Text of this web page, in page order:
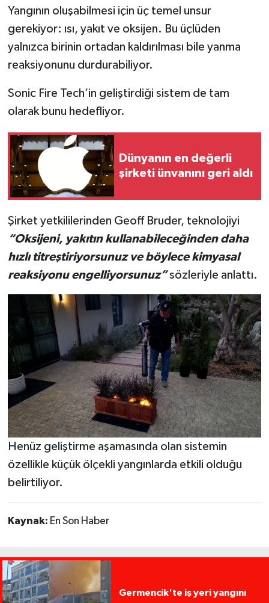
Yangının oluşabilmesi için üç temel unsur
gerekiyor: ısı, yakıt ve oksijen. Bu üçlüden
yalnızca birinin ortadan kaldırılması bile yanma
reaksiyonunu durdurabiliyor.
Sonic Fire Tech’in geliştirdiği sistem de tam
olarak bunu hedefliyor.
Dünyanın en değerli
şirketi ünvanını geri aldı
Şirket yetkililerinden Geoff Bruder, teknolojiyi
“Oksijeni, yakıtın kullanabileceğinden daha
hızlı titreştiriyorsunuz ve böylece kimyasal
reaksiyonu engelliyorsunuz”sözleriyle anlattı.
Henüz geliştirme aşamasında olan sistemin
özellikle küçük ölçekli yangınlarda etkili olduğu
belirtiliyor.
Kaynak: En Son Haber
Germencik'te iş yeri yangını